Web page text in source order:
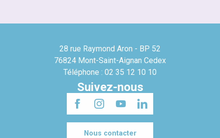
28 rue Raymond Aron - BP 52
76824 Mont-Saint-Aignan Cedex
Téléphone : 02 35 12 10 10
Suivez-nous
Nous contacter